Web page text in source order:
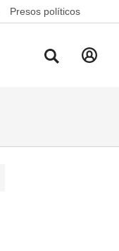
Presos políticos